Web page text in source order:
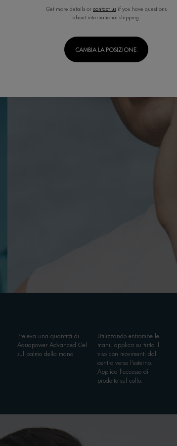
Preleva una quantità di
Aquapower Advanced Gel
sul palmo della mano
Utilizzando entrambe le
mani, applica su tutto il
viso con movimenti dal
centro verso l'esterno.
Applica l'eccesso di
prodotto sul collo.
Get more details or contact us if you have questions
about international shipping.
CAMBIA LA POSIZIONE.